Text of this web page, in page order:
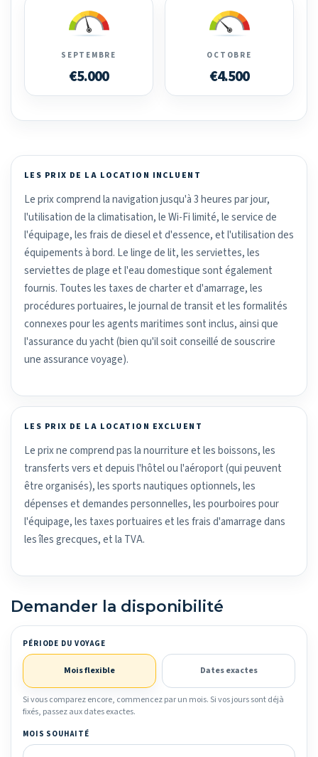
SEPTEMBRE
€5.000
OCTOBRE
€4.500
LES PRIX DE LA LOCATION INCLUENT
Le prix comprend la navigation jusqu'à 3 heures par jour,
l'utilisation de la climatisation, le Wi-Fi limité, le service de
l'équipage, les frais de diesel et d'essence, et l'utilisation des
équipements à bord. Le linge de lit, les serviettes, les
serviettes de plage et l'eau domestique sont également
fournis. Toutes les taxes de charter et d'amarrage, les
procédures portuaires, le journal de transit et les formalités
connexes pour les agents maritimes sont inclus, ainsi que
l'assurance du yacht (bien qu'il soit conseillé de souscrire
une assurance voyage).
LES PRIX DE LA LOCATION EXCLUENT
Le prix ne comprend pas la nourriture et les boissons, les
transferts vers et depuis l'hôtel ou l'aéroport (qui peuvent
être organisés), les sports nautiques optionnels, les
dépenses et demandes personnelles, les pourboires pour
l'équipage, les taxes portuaires et les frais d'amarrage dans
les îles grecques, et la TVA.
Demander la disponibilité
PÉRIODE DU VOYAGE
Mois flexible Dates exactes
Si vous comparez encore, commencez par un mois. Si vos jours sont déjà
fixés, passez aux dates exactes.
MOIS SOUHAITÉ